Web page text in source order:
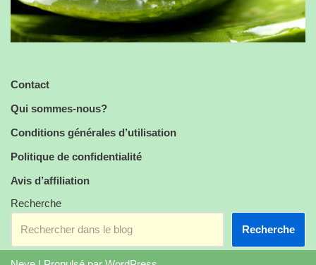
Contact
Qui sommes-nous?
Conditions générales d’utilisation
Politique de confidentialité
Avis d’affiliation
Recherche
Recherche